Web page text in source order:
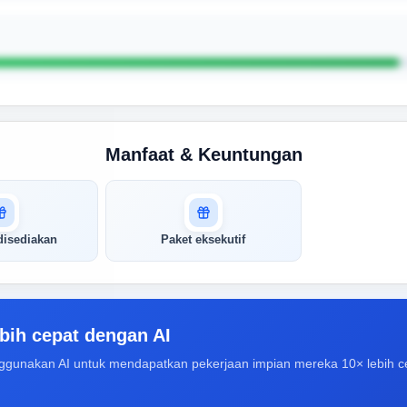
Manfaat & Keuntungan
Paket eksekutif
cepat dengan AI
AI untuk mendapatkan pekerjaan impian mereka 10× lebih